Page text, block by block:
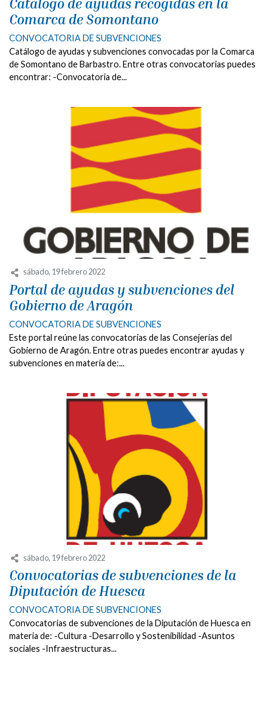
Catálogo de ayudas recogidas en la
Comarca de Somontano
CONVOCATORIA DE SUBVENCIONES
Catálogo de ayudas y subvenciones convocadas por la Comarca
de Somontano de Barbastro. Entre otras convocatorias puedes
encontrar: -Convocatoria de...
sábado, 19 febrero 2022
Portal de ayudas y subvenciones del
Gobierno de Aragón
CONVOCATORIA DE SUBVENCIONES
Este portal reúne las convocatorias de las Consejerías del
Gobierno de Aragón. Entre otras puedes encontrar ayudas y
subvenciones en materia de:...
sábado, 19 febrero 2022
Convocatorias de subvenciones de la
Diputación de Huesca
CONVOCATORIA DE SUBVENCIONES
Convocatorias de subvenciones de la Diputación de Huesca en
materia de: -Cultura -Desarrollo y Sostenibilidad -Asuntos
sociales -Infraestructuras...